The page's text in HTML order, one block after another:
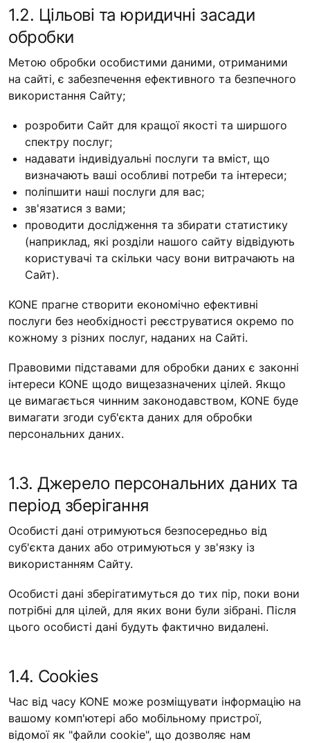
1.2. Цільові та юридичні засади
обробки
Метою обробки особистими даними, отриманими
на сайті, є забезпечення ефективного та безпечного
використання Сайту;
розробити Сайт для кращої якості та ширшого
спектру послуг;
надавати індивідуальні послуги та вміст, що
визначають ваші особливі потреби та інтереси;
поліпшити наші послуги для вас;
зв'язатися з вами;
проводити дослідження та збирати статистику
(наприклад, які розділи нашого сайту відвідують
користувачі та скільки часу вони витрачають на
Сайт).
KONE прагне створити економічно ефективні
послуги без необхідності реєструватися окремо по
кожному з різних послуг, наданих на Сайті.
Правовими підставами для обробки даних є законні
інтереси KONE щодо вищезазначених цілей. Якщо
це вимагається чинним законодавством, KONE буде
вимагати згоди суб'єкта даних для обробки
персональних даних.
1.3. Джерело персональних даних та
період зберігання
Особисті дані отримуються безпосередньо від
суб'єкта даних або отримуються у зв'язку із
використанням Сайту.
Особисті дані зберігатимуться до тих пір, поки вони
потрібні для цілей, для яких вони були зібрані. Після
цього особисті дані будуть фактично видалені.
1.4. Cookies
Час від часу KONE може розміщувати інформацію на
вашому комп'ютері або мобільному пристрої,
відомої як "файли cookie", що дозволяє нам